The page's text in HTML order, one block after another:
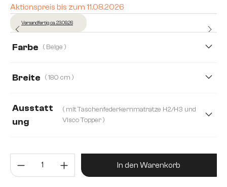
Aktionspreis bis zum 11.08.2026
Versandfertig ca. 23.09.26
Farbe ( Beige )
Breite ( 180 cm )
120 cm
Ausstatt
ung
( mit Taschenfederkernmatratze H2/H3 und
Visco Topper )
mit Taschenfederkernmatratze H2/H3 und Visco Topper
Produkt Anzahl: Gib den
In den Warenkorb